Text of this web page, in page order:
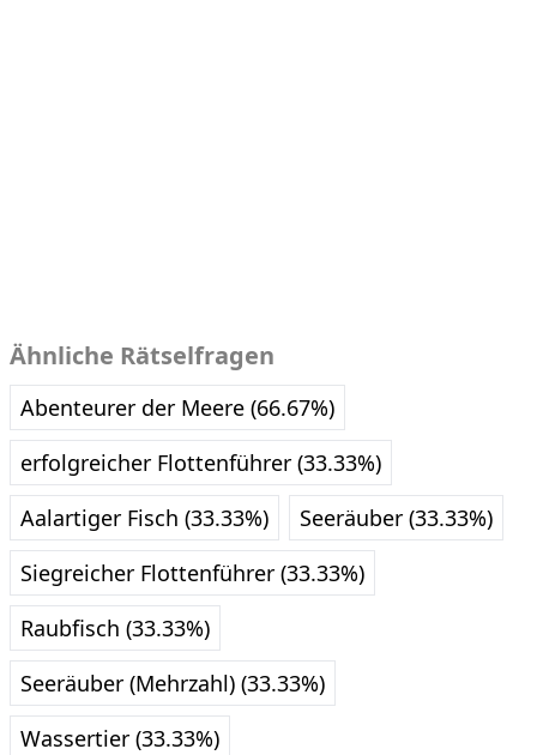
Ähnliche Rätselfragen
Abenteurer der Meere (66.67%)
erfolgreicher Flottenführer (33.33%)
Aalartiger Fisch (33.33%)
Seeräuber (33.33%)
Siegreicher Flottenführer (33.33%)
Raubfisch (33.33%)
Seeräuber (Mehrzahl) (33.33%)
Wassertier (33.33%)